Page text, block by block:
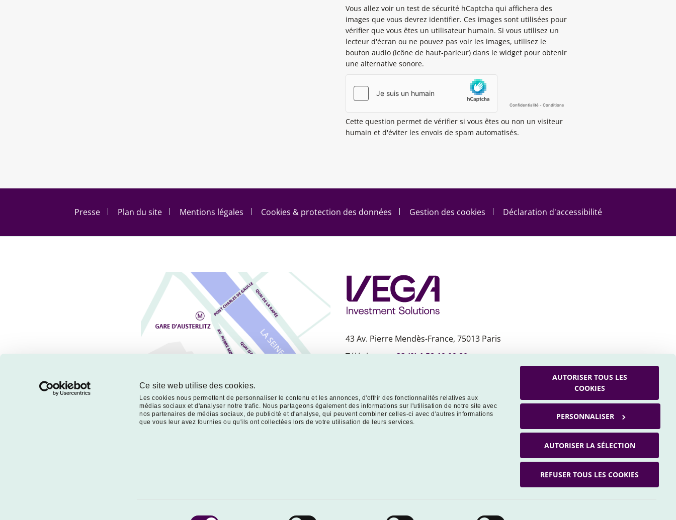
Ce site web utilise des cookies.
Les cookies nous permettent de personnaliser le contenu et les annonces, d'offrir des fonctionnalités relatives aux
médias sociaux et d'analyser notre trafic. Nous partageons également des informations sur l'utilisation de notre site avec
nos partenaires de médias sociaux, de publicité et d'analyse, qui peuvent combiner celles-ci avec d'autres informations
que vous leur avez fournies ou qu'ils ont collectées lors de votre utilisation de leurs services.
AUTORISER TOUS LES
COOKIES
PERSONNALISER
AUTORISER LA SÉLECTION
REFUSER TOUS LES COOKIES
Vous allez voir un test de sécurité hCaptcha qui affichera des
images que vous devrez identifier. Ces images sont utilisées pour
vérifier que vous êtes un utilisateur humain. Si vous utilisez un
lecteur d'écran ou ne pouvez pas voir les images, utilisez le
bouton audio (icône de haut-parleur) dans le widget pour obtenir
une alternative sonore.
Cette question permet de vérifier si vous êtes ou non un visiteur
humain et d'éviter les envois de spam automatisés.
Footer menu
Presse Plan du site Mentions légales Cookies & protection des données Gestion des cookies Déclaration d'accessibilité
43 Av. Pierre Mendès-France, 75013 Paris
Téléphone :
+33 (0) 1 58 19 09 80